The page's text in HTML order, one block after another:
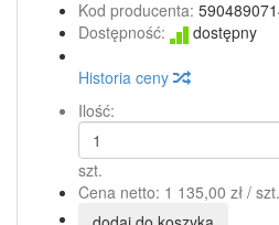
Kod producenta:
Dostępność:
dostępny
Historia ceny
Ilość:
szt.
Cena netto: 1 135,00 zł / szt.